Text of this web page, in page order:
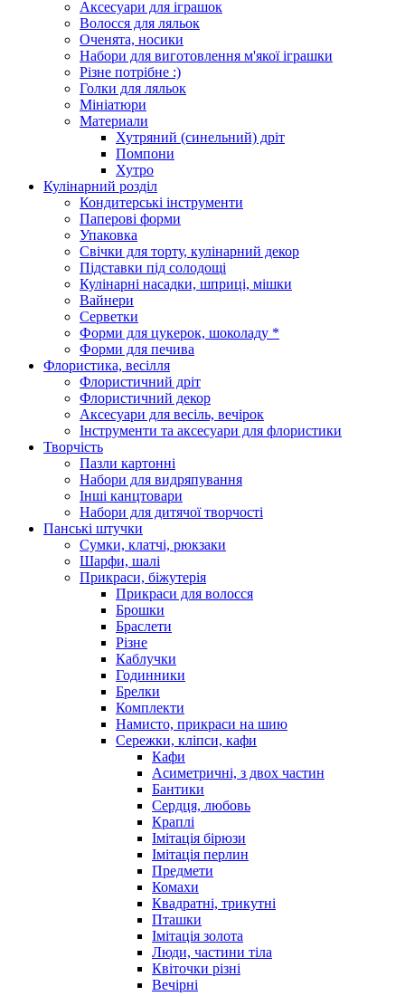
Аксесуари для іграшок
Волосся для ляльок
Оченята, носики
Набори для виготовлення м'якої іграшки
Різне потрібне :)
Голки для ляльок
Мініатюри
Материали
Хутряний (синельний) дріт
Помпони
Хутро
Кулінарний розділ
Кондитерські інструменти
Паперові форми
Упаковка
Свічки для торту, кулінарний декор
Підставки під солодощі
Кулінарні насадки, шприці, мішки
Вайнери
Серветки
Форми для цукерок, шоколаду *
Форми для печива
Флористика, весілля
Флористичний дріт
Флористичний декор
Аксесуари для весіль, вечірок
Інструменти та аксесуари для флористики
Творчість
Пазли картонні
Набори для видряпування
Інші канцтовари
Набори для дитячої творчості
Панські штучки
Сумки, клатчі, рюкзаки
Шарфи, шалі
Прикраси, біжутерія
Прикраси для волосся
Брошки
Браслети
Різне
Каблучки
Годинники
Брелки
Комплекти
Намисто, прикраси на шию
Сережки, кліпси, кафи
Кафи
Асиметричні, з двох частин
Бантики
Сердця, любовь
Краплі
Імітація бірюзи
Імітація перлин
Предмети
Комахи
Квадратні, трикутні
Пташки
Імітація золота
Люди, частини тіла
Квіточки різні
Вечірні